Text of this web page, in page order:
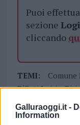
Galluraoggi.it -
Information
Puoi
sezione
cliccando
TEMI:
Rifiuti Loiri